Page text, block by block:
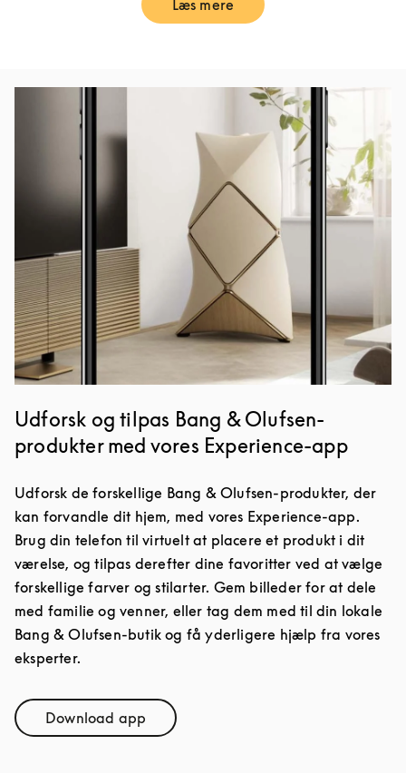
Læs mere
Link Opens in New Tab
Udforsk og tilpas Bang & Olufsen-
produkter med vores Experience-app
Udforsk de forskellige Bang & Olufsen-produkter, der
kan forvandle dit hjem, med vores Experience-app.
Brug din telefon til virtuelt at placere et produkt i dit
værelse, og tilpas derefter dine favoritter ved at vælge
forskellige farver og stilarter. Gem billeder for at dele
med familie og venner, eller tag dem med til din lokale
Bang & Olufsen-butik og få yderligere hjælp fra vores
eksperter.
Download appLink Opens in New Tab